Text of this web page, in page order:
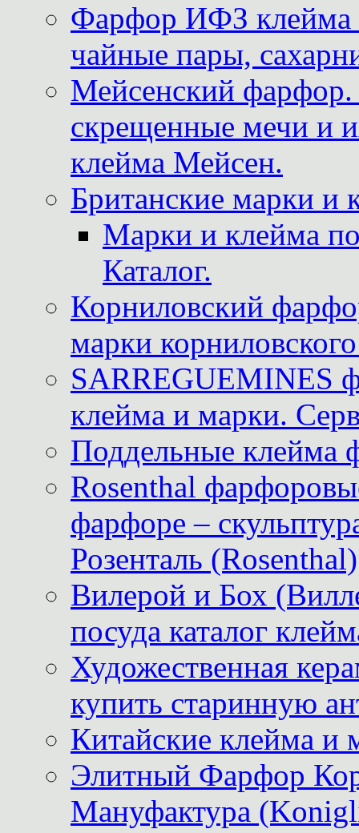
Фарфор ИФЗ клейма
чайные пары,
Мейсенский фарфор.
скрещенные мечи и
клейма Мейсен.
Британские марки и
Марки и клейма
Каталог.
Корниловский
марки
SARREGUEMINES
клейма и марки.
Поддельные клейма
Rosenthal
фарфоре –
Розенталь (Rosenthal)
Вилерой и Бох
посуда каталог
Художественная
купить старинную
Китайские клейма и
Элитный Фарфор
Мануфактура